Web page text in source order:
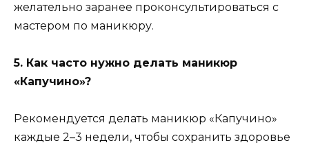
желательно заранее проконсультироваться с
мастером по маникюру.
5. Как часто нужно делать маникюр
«Капучино»?
Рекомендуется делать маникюр «Капучино»
каждые 2–3 недели, чтобы сохранить здоровье